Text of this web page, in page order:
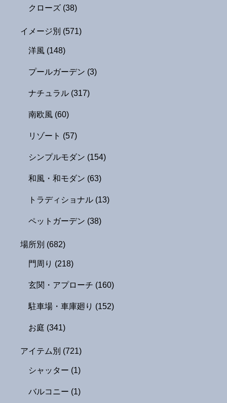
クローズ (38)
イメージ別 (571)
洋風 (148)
プールガーデン (3)
ナチュラル (317)
南欧風 (60)
リゾート (57)
シンプルモダン (154)
和風・和モダン (63)
トラディショナル (13)
ペットガーデン (38)
場所別 (682)
門周り (218)
玄関・アプローチ (160)
駐車場・車庫廻り (152)
お庭 (341)
アイテム別 (721)
シャッター (1)
バルコニー (1)